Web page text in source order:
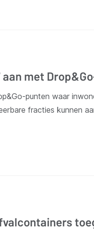
met
punten waar
fracties kunnen